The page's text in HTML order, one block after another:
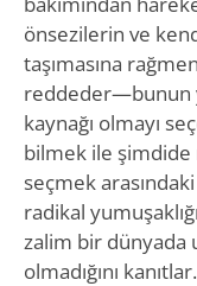
önsezilerin ve
taşımasına
reddeder—bunun
kaynağı olmayı
bilmek ile
seçmek
radikal
zalim bir dünyada
olmadığını kanıtlar.